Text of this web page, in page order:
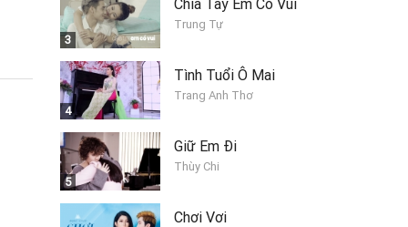
3
Chia Tay Em Có Vui
Trung Tự
4
Tình Tuổi Ô Mai
Trang Anh Thơ
5
Giữ Em Đi
Thùy Chi
Chơi Vơi